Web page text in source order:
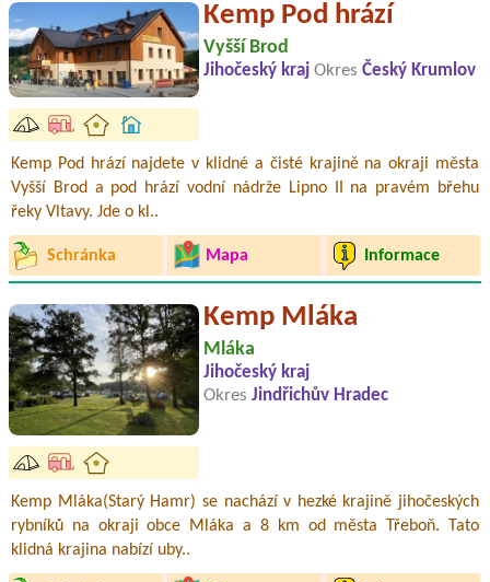
Kemp Pod hrází
Vyšší Brod
Jihočeský kraj Okres Český Krumlov
Kemp Pod hrází najdete v klidné a čisté krajině na okraji města
Vyšší Brod a pod hrází vodní nádrže Lipno II na pravém břehu
řeky Vltavy. Jde o kl..
Schránka Mapa Informace
Kemp Mláka
Mláka
Jihočeský kraj
Okres Jindřichův Hradec
Kemp Mláka(Starý Hamr) se nachází v hezké krajině jihočeských
rybníků na okraji obce Mláka a 8 km od města Třeboň. Tato
klidná krajina nabízí uby..